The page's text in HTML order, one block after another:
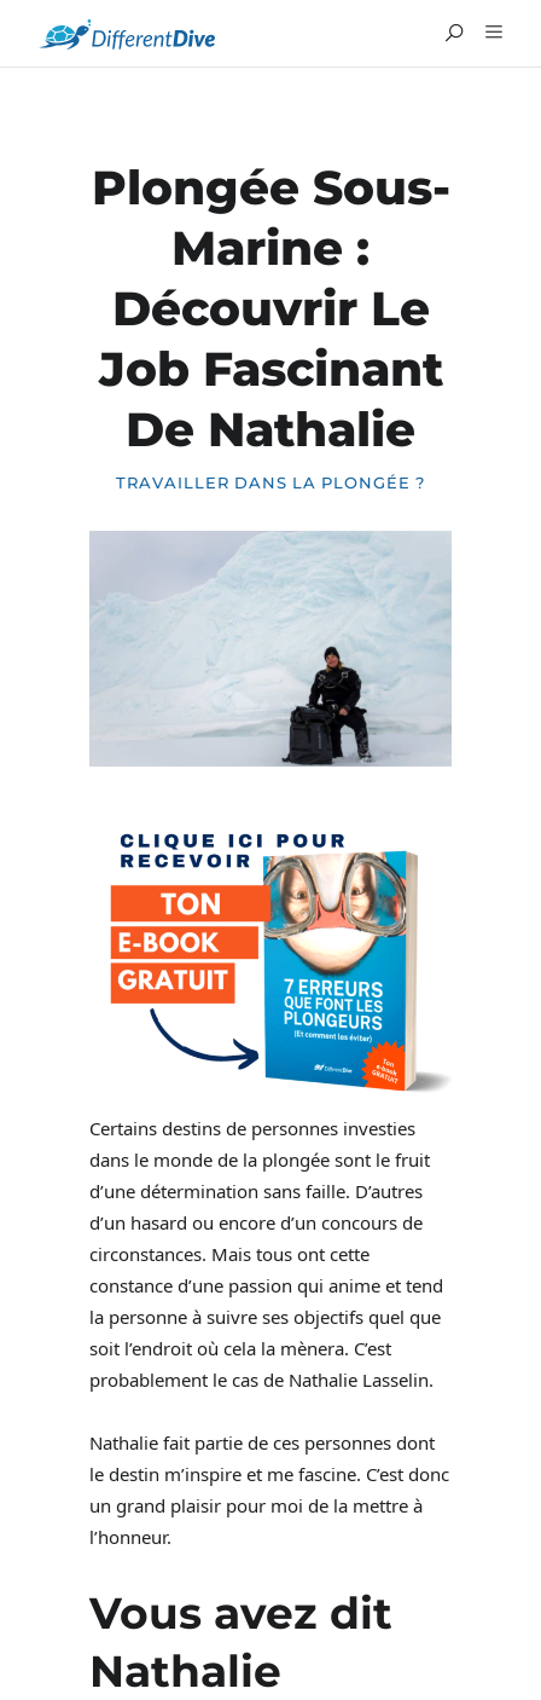
ENGLISH
Plongée Sous-
Marine :
Découvrir Le
Job Fascinant
De Nathalie
TRAVAILLER DANS LA PLONGÉE ?
Certains destins de personnes investies
dans le monde de la plongée sont le fruit
d’une détermination sans faille. D’autres
d’un hasard ou encore d’un concours de
circonstances. Mais tous ont cette
constance d’une passion qui anime et tend
la personne à suivre ses objectifs quel que
soit l’endroit où cela la mènera. C’est
probablement le cas de Nathalie Lasselin.
Nathalie fait partie de ces personnes dont
le destin m’inspire et me fascine. C’est donc
un grand plaisir pour moi de la mettre à
l’honneur.
Vous avez dit
Nathalie